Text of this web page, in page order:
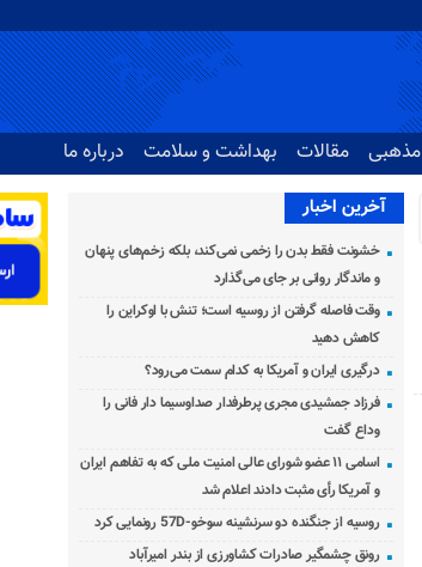
مذهبی مقالات بهداشت و سلامت درباره ما
آخرین اخبار
خشونت فقط بدن را زخمی نمی‌کند، بلکه زخم‌های پنهان
و ماندگار روانی بر جای می‌گذارد
وقت فاصله گرفتن از روسیه است؛ تنش با اوکراین را
کاهش دهید
درگیری ایران و آمریکا به کدام سمت می‌رود؟
فرزاد جمشیدی مجری پرطرفدار صداوسیما دار فانی را
وداع گفت
اسامی ۱۱ عضو شورای عالی امنیت ملی که به تفاهم ایران
و آمریکا رأی مثبت دادند اعلام شد
روسیه از جنگنده دو سرنشینه سوخو-57D رونمایی کرد
رونق چشمگیر صادرات کشاورزی از بندر امیرآباد